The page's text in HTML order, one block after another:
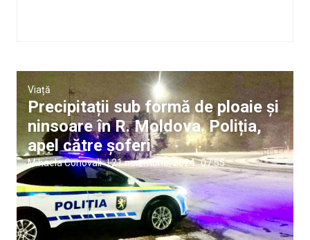
Viață
Precipitații sub formă de ploaie și
ninsoare în R. Moldova. Poliția,
apel către șoferi
Mihaela Conovali |21 noiembrie, 2024 07:55